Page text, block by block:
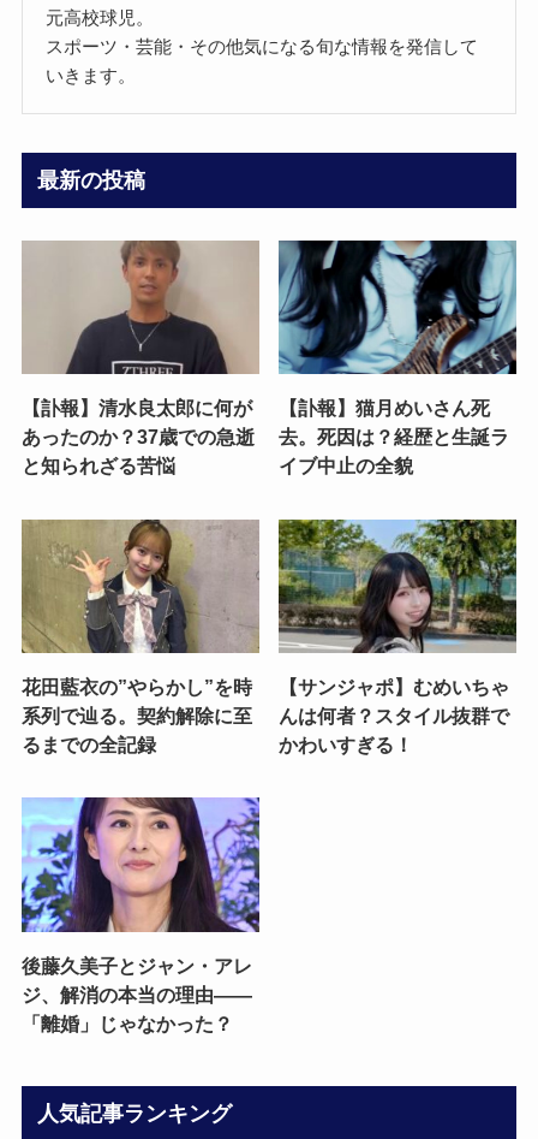
元高校球児。
スポーツ・芸能・その他気になる旬な情報を発信して
いきます。
最新の投稿
【訃報】清水良太郎に何が
あったのか？37歳での急逝
と知られざる苦悩
【訃報】猫月めいさん死
去。死因は？経歴と生誕ラ
イブ中止の全貌
花田藍衣の”やらかし”を時
系列で辿る。契約解除に至
るまでの全記録
【サンジャポ】むめいちゃ
んは何者？スタイル抜群で
かわいすぎる！
後藤久美子とジャン・アレ
ジ、解消の本当の理由——
「離婚」じゃなかった？
人気記事ランキング